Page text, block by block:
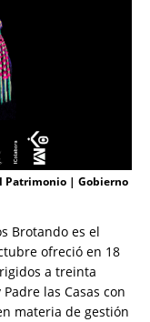
Patrimonio | Gobierno
Brotando es el
ofreció en 18
a treinta
las Casas con
materia de gestión